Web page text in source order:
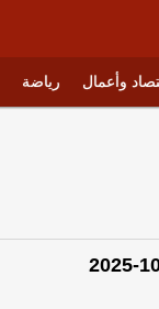
وأعمال رياضة